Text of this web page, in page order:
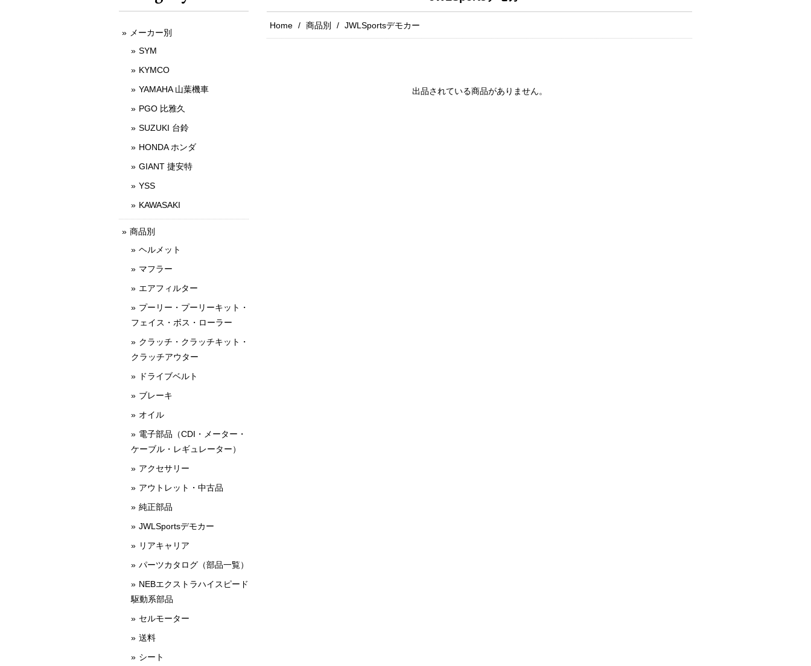
Home 商品別 JWLSportsデモカー
出品されている商品がありません。
メーカー別
SYM
KYMCO
YAMAHA 山葉機車
PGO 比雅久
SUZUKI 台鈴
HONDA ホンダ
GIANT 捷安特
YSS
KAWASAKI
商品別
ヘルメット
マフラー
エアフィルター
プーリー・プーリーキット・
フェイス・ボス・ローラー
クラッチ・クラッチキット・
クラッチアウター
ドライブベルト
ブレーキ
オイル
電子部品（CDI・メーター・
ケーブル・レギュレーター）
アクセサリー
アウトレット・中古品
純正部品
JWLSportsデモカー
リアキャリア
パーツカタログ（部品一覧）
NEBエクストラハイスピード
駆動系部品
セルモーター
送料
シート